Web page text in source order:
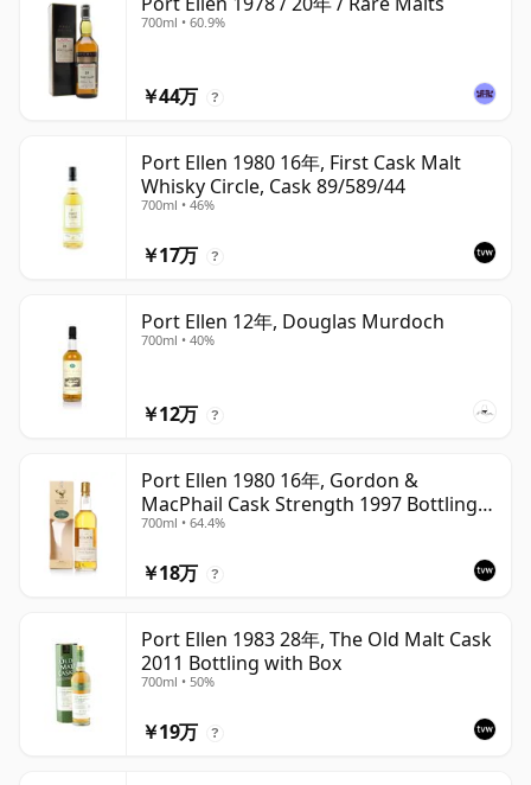
700ml • 60.9%
￥44万 ?
Port Ellen 1980 16年, First Cask Malt
Whisky Circle, Cask 89/589/44
700ml • 46%
￥17万 ?
Port Ellen 12年, Douglas Murdoch
700ml • 40%
￥12万 ?
Port Ellen 1980 16年, Gordon &
MacPhail Cask Strength 1997 Bottling
with Box
700ml • 64.4%
￥18万 ?
Port Ellen 1983 28年, The Old Malt Cask
2011 Bottling with Box
700ml • 50%
￥19万 ?